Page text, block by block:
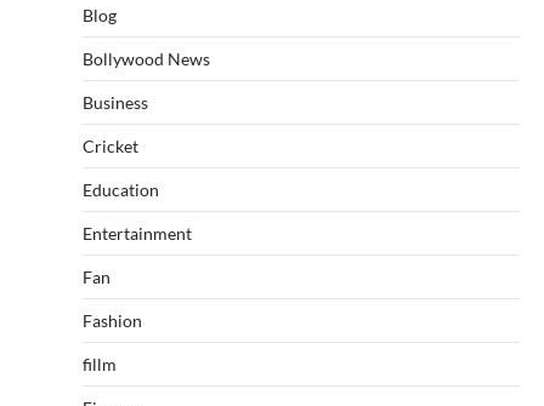
Blog
Bollywood News
Business
Cricket
Education
Entertainment
Fan
Fashion
fillm